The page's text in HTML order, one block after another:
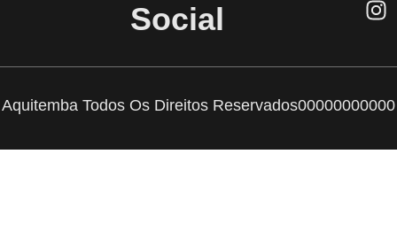
Social
Aquitemba Todos Os Direitos Reservados00000000000